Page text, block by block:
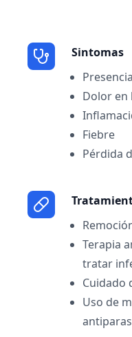
Sintomas
Dolor en
Fiebre
Pérdida
Terapia
tratar
Cuidado
Uso de